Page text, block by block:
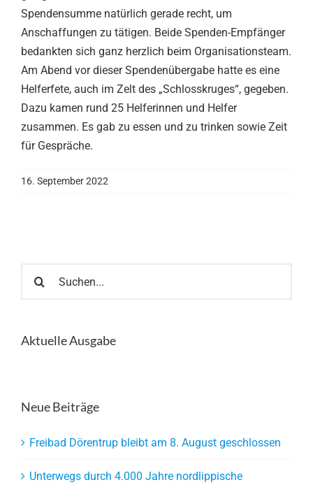
Spendensumme natürlich gerade recht, um
Anschaffungen zu tätigen. Beide Spenden-Empfänger
bedankten sich ganz herzlich beim Organisationsteam.
Am Abend vor dieser Spendenübergabe hatte es eine
Helferfete, auch im Zelt des „Schlosskruges“, gegeben.
Dazu kamen rund 25 Helferinnen und Helfer
zusammen. Es gab zu essen und zu trinken sowie Zeit
für Gespräche.
16. September 2022
nach:
Aktuelle Ausgabe
Neue Beiträge
Freibad Dörentrup bleibt am 8. August geschlossen
Unterwegs durch 4.000 Jahre nordlippische